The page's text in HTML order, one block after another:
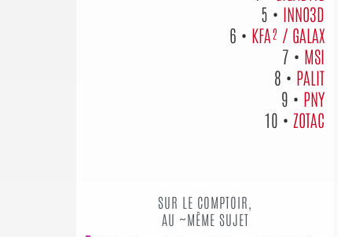
5 • INNO3D
6 • KFA² / GALAX
7 • MSI
8 • PALIT
9 • PNY
10 • ZOTAC
SUR LE COMPTOIR,
AU ~MÊME SUJET